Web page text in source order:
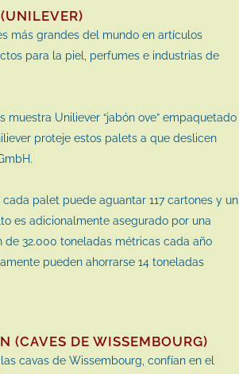
más grandes del mundo en artículos
para la piel, perfumes e industrias de
muestra Uniliever “jabón ove” empaquetado
proteje estos palets a que deslicen
palet puede aguantar 117 cartones y un
es adicionalmente asegurado por una
de 32.000 toneladas métricas cada año
pueden ahorrarse 14 toneladas
(CAVES DE WISSEMBOURG)
cavas de Wissembourg, confían en el